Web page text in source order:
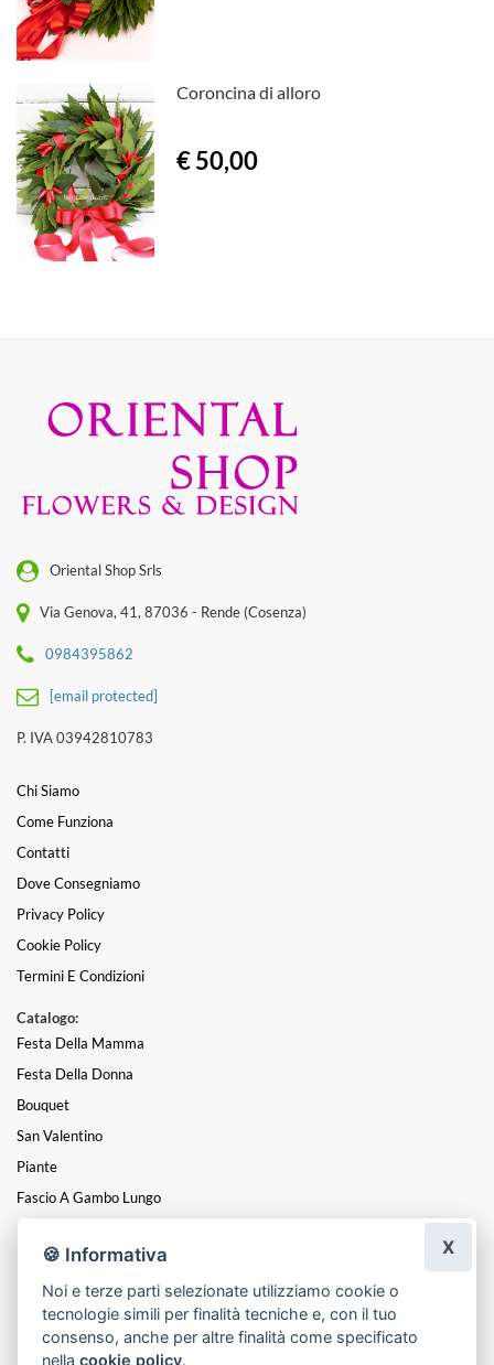
Coroncina di alloro
€ 50,00
Oriental Shop Srls
Via Genova, 41, 87036 - Rende (Cosenza)
0984395862
[email protected]
P. IVA 03942810783
Chi Siamo
Come Funziona
Contatti
Dove Consegniamo
Privacy Policy
Cookie Policy
Termini E Condizioni
Catalogo:
Festa Della Mamma
Festa Della Donna
Bouquet
San Valentino
Piante
Fascio A Gambo Lungo
Laurea
Funebre/Condoglianze
Rose Eterne (stabilizzate)
Natale
🍪 Informativa
Noi e terze parti selezionate utilizziamo cookie o
tecnologie simili per finalità tecniche e, con il tuo
consenso, anche per altre finalità come specificato
nellacookie policy.
X